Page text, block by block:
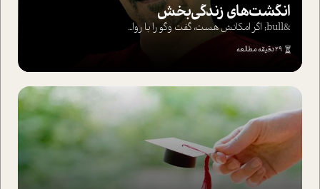
انگشت‌های‌ زندگی‌بخش
&bull; اگر امکانش هست، گفت وگو را با روا...
29 دقیقه مطالعه